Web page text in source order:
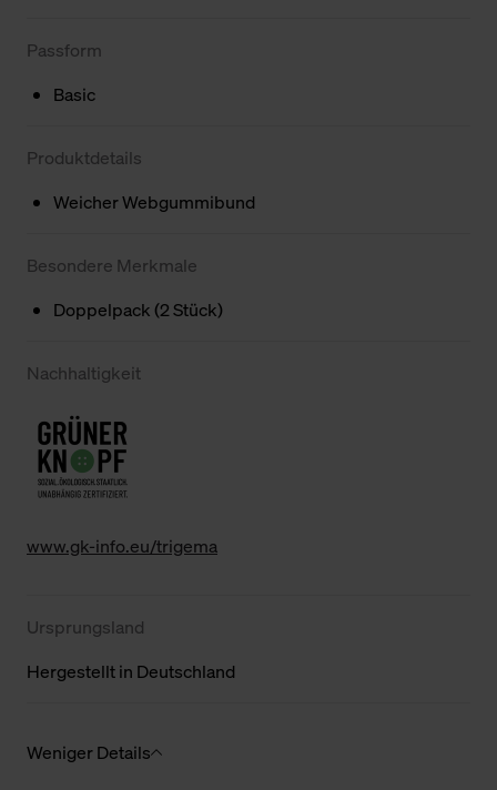
Passform
Basic
Produktdetails
Weicher Webgummibund
Besondere Merkmale
Doppelpack (2 Stück)
Nachhaltigkeit
www.gk-info.eu/trigema
Ursprungsland
Hergestellt in Deutschland
Weniger Details